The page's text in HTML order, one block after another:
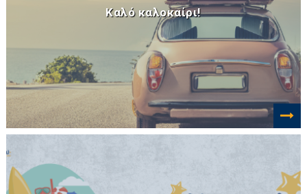
Καλό καλοκαίρι!